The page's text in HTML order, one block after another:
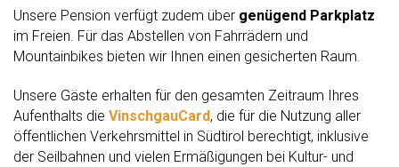
Unsere Pension verfügt zudem über genügend Parkplatz
im Freien. Für das Abstellen von Fahrrädern und
Mountainbikes bieten wir Ihnen einen gesicherten Raum.
Unsere Gäste erhalten für den gesamten Zeitraum Ihres
Aufenthalts die VinschgauCard, die für die Nutzung aller
öffentlichen Verkehrsmittel in Südtirol berechtigt, inklusive
der Seilbahnen und vielen Ermäßigungen bei Kultur- und